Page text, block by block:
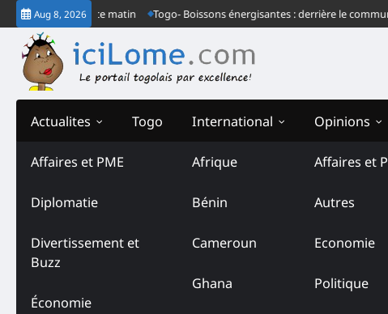
Skip
to
content
Aug 8, 2026
à Lomé ce matin Togo- Boissons énergisantes : derrière le communiqué
Actualites
Affaires et PME
Diplomatie
Divertissement et
Buzz
Économie
Togo International
Afrique
Bénin
Cameroun
Ghana
Opinions
Affaires et
Autres
Economie
Politique